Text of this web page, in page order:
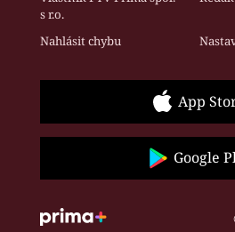
s r.o.
Nahlásit chybu
App
Google